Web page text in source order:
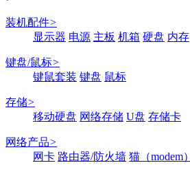
装机配件>
显示器 电源 主板 机箱 硬盘 内存
键盘/鼠标>
键鼠套装 键盘 鼠标
存储>
移动硬盘 网络存储 U盘 存储卡
网络产品>
网卡 路由器/防火墙 猫（modem）